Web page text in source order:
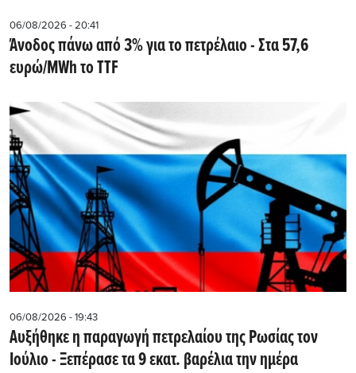
06/08/2026 - 20:41
Άνοδος πάνω από 3% για το πετρέλαιο - Στα 57,6
ευρώ/MWh το TTF
06/08/2026 - 19:43
Αυξήθηκε η παραγωγή πετρελαίου της Ρωσίας τον
Ιούλιο - Ξεπέρασε τα 9 εκατ. βαρέλια την ημέρα